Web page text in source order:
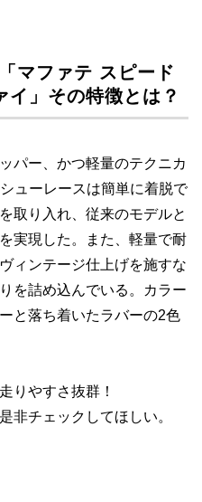
マファテ スピード
」その特徴とは？
パー、かつ軽量のテクニカ
ューレースは簡単に着脱で
取り入れ、従来のモデルと
実現した。また、軽量で耐
ィンテージ仕上げを施すな
を詰め込んでいる。カラー
と落ち着いたラバーの2色
りやすさ抜群！
非チェックしてほしい。